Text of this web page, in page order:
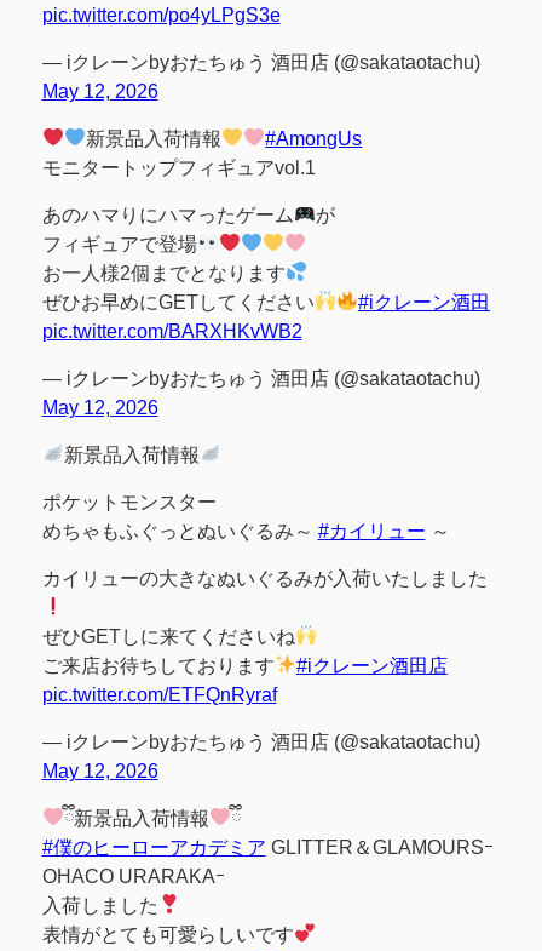
pic.twitter.com/po4yLPgS3e
— iクレーンbyおたちゅう 酒田店 (@sakataotachu)
May 12, 2026
新景品入荷情報
#AmongUs
モニタートップフィギュアvol.1
あのハマりにハマったゲーム
が
フィギュアで登場
お一人様2個までとなります
ぜひお早めにGETしてください
#iクレーン酒田
pic.twitter.com/BARXHKvWB2
— iクレーンbyおたちゅう 酒田店 (@sakataotachu)
May 12, 2026
新景品入荷情報
ポケットモンスター
めちゃもふぐっとぬいぐるみ～ #カイリュー ～
カイリューの大きなぬいぐるみが入荷いたしました
ぜひGETしに来てくださいね
ご来店お待ちしております
#iクレーン酒田店
pic.twitter.com/ETFQnRyraf
— iクレーンbyおたちゅう 酒田店 (@sakataotachu)
May 12, 2026
ྀི新景品入荷情報
ྀི
#僕のヒーローアカデミア GLITTER＆GLAMOURSｰ
OHACO URARAKAｰ
入荷しました
表情がとても可愛らしいです